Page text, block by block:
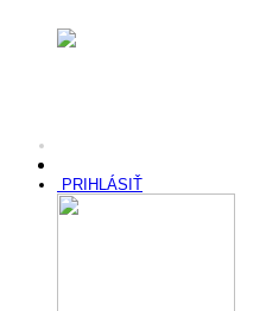
PRIHLÁSIŤ